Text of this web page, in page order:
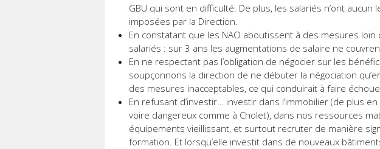
GBU qui sont en difficulté. De plus, les salariés n’ont
imposées par la Direction.
En constatant que les NAO aboutissent à des mesures
salariés : sur 3 ans les augmentations de salaire ne
En ne respectant pas l’obligation de négocier sur les
soupçonnons la direction de ne débuter la négociation
des mesures inacceptables, ce qui conduirait à faire
En refusant d’investir… investir dans l’immobilier (de plus
voire dangereux comme à Cholet), dans nos ressources
équipements vieillissant, et surtout recruter de manière
formation. Et lorsqu’elle investit dans de nouveaux